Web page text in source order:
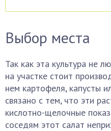
Выбор места
Так как эта культура не
на участке стоит
нем картофеля, капусты
связано с тем, что эти
кислотно-щелочные
соседям этот салат